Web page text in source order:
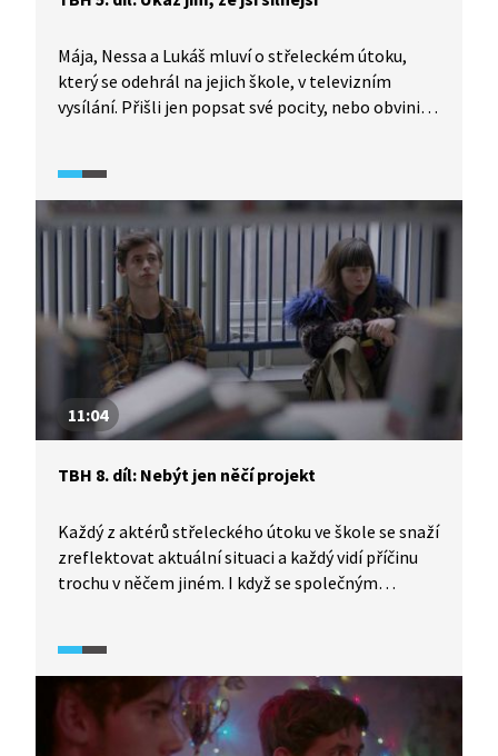
Mája, Nessa a Lukáš mluví o střeleckém útoku,
který se odehrál na jejich škole, v televizním
vysílání. Přišli jen popsat své pocity, nebo obvinit
samy? Zapadnout, být milovaný a sledovaný.
Někteří se pokusí žít i bez toho.
11:04
TBH 8. díl: Nebýt jen něčí projekt
Každý z aktérů střeleckého útoku ve škole se snaží
zreflektovat aktuální situaci a každý vidí příčinu
trochu v něčem jiném. I když se společným
identitě.